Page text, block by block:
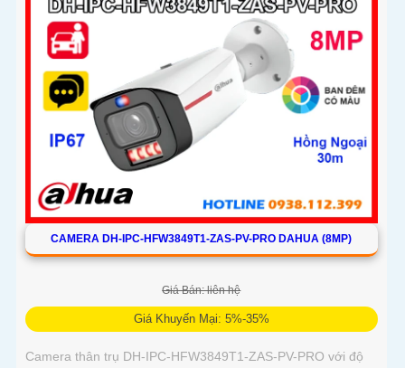
CAMERA DH-IPC-HFW3849T1-ZAS-PV-PRO DAHUA (8MP)
Giá Bán: liên hệ
Giá Khuyến Mại: 5%-35%
Camera thân trụ DH-IPC-HFW3849T1-ZAS-PV-PRO với độ